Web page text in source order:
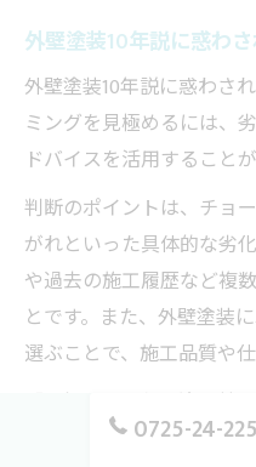
外壁塗装10年説に惑わ
外壁塗装10年説に惑わさ
ミングを見極めるには、
ドバイスを活用すること
判断のポイントは、チョ
がれといった具体的な劣
や過去の施工履歴など複
とです。また、外壁塗装
選ぶことで、施工品質や
「10年だから必ず塗り
が出たから塗り替え」
0725-24-